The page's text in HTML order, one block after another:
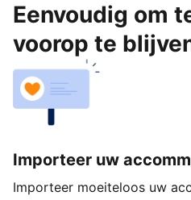
Eenvoudig om
voorop te
Importeer uw
Importeer moeiteloos uw